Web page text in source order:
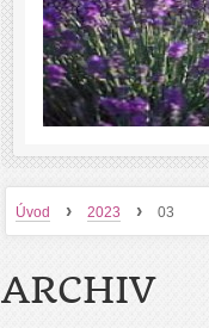
Úvod › 2023 › 03
ARCHIV